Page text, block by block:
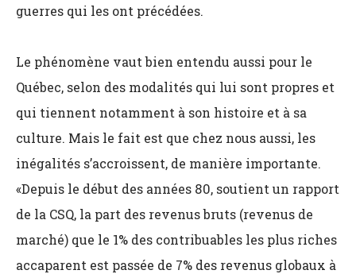
guerres qui les ont précédées.
Le phénomène vaut bien entendu aussi pour le
Québec, selon des modalités qui lui sont propres et
qui tiennent notamment à son histoire et à sa
culture. Mais le fait est que chez nous aussi, les
inégalités s’accroissent, de manière importante.
«Depuis le début des années 80, soutient un rapport
de la CSQ, la part des revenus bruts (revenus de
marché) que le 1% des contribuables les plus riches
accaparent est passée de 7% des revenus globaux à